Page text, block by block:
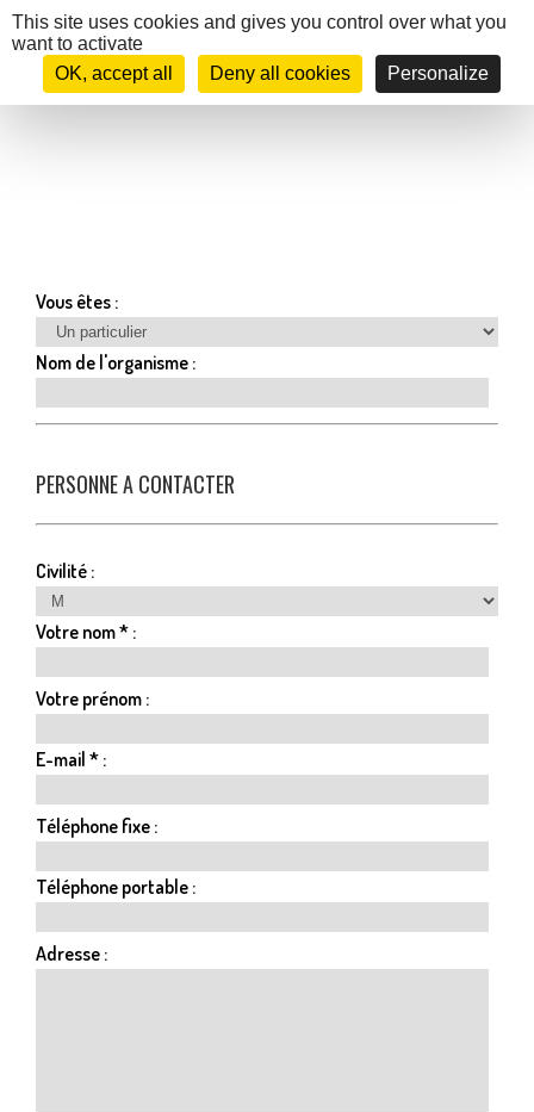
This site uses cookies and gives you control over what you
want to activate
OK, accept all
Deny all cookies Personalize
Vous êtes :
Nom de l'organisme :
PERSONNE A CONTACTER
Civilité :
Votre nom * :
Votre prénom :
E-mail * :
Téléphone fixe :
Téléphone portable :
Adresse :